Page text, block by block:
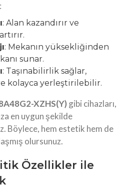
: Alan kazandırır ve
: Mekanın yüksekliğinden
sunar.
: Taşınabilirlik sağlar,
kolayca yerleştirilebilir.
XZHS(Y) gibi cihazları,
en uygun şekilde
Böylece, hem estetik hem de
olursunuz.
Özellikler ile